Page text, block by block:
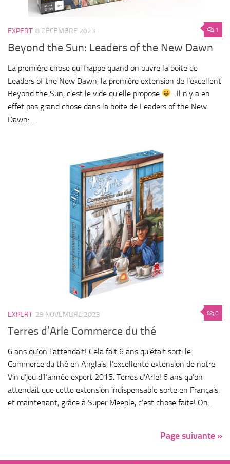
1
EXPERT 8 DÉCEMBRE 2023
Beyond the Sun: Leaders of the New Dawn
La première chose qui frappe quand on ouvre la boite de
Leaders of the New Dawn, la première extension de l’excellent
Beyond the Sun, c’est le vide qu’elle propose
. Il n’y a en
effet pas grand chose dans la boite de Leaders of the New
Dawn:...
0
EXPERT 29 NOVEMBRE 2023
Terres d’Arle Commerce du thé
6 ans qu’on l’attendait! Cela fait 6 ans qu’était sorti le
Commerce du thé en Anglais, l’excellente extension de notre
Vin d’jeu d’l’année expert 2015: Terres d’Arle! 6 ans qu’on
attendait que cette extension indispensable sorte en Français,
et maintenant, grâce à Super Meeple, c’est chose faite! On...
Page suivante »